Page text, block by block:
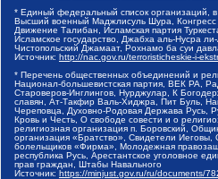
* Единый федеральный список организаций,
Высший военный Маджлисуль Шура, Конгресс
Движение Талибан, Исламская партия
Исламское государство, Джабха аль-Нусра
Чистопольский Джамаат, Рохнамо ба суи
Источник: http://nac.gov.ru/terroristicheskie-i-
* Перечень общественных объединений и
Национал-большевистская партия, ВЕК РА,
Староверов-Инглингов, Нурджулар, К
славян, Ат-Такфир Валь-Хиджра, Пит Буль,
Череповца, Духовно-Родовая Держава Русь,
Кровь и Честь, О свободе совести и о
религиозная организация п. Боровский,
организация «Братство», Свидетели
болельщиков «Фирма», Молодежная
республика Русь, Арестантское уголовное
прав граждан, Штабы Навального
Источник: https://minjust.gov.ru/ru/documents/